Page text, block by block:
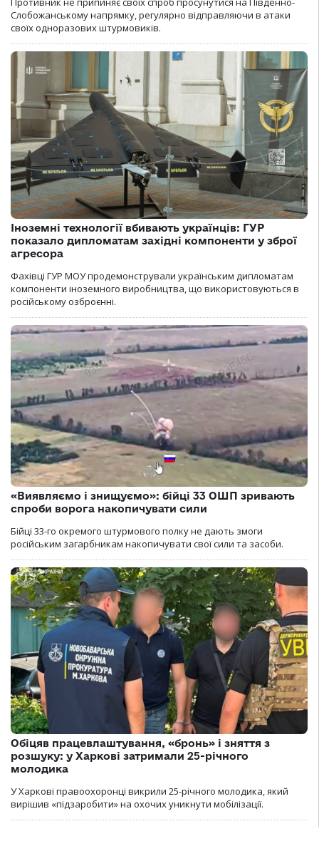
Слобожанському напрямку, регулярно відправляючи в атаки
своїх одноразових штурмовиків.
Іноземні технології вбивають українців: ГУР
показало дипломатам західні компоненти у зброї
агресора
Фахівці ГУР МОУ продемонстрували українським дипломатам
компоненти іноземного виробництва, що використовуються в
російському озброєнні.
«Виявляємо і знищуємо»: бійці 33 ОШП зривають
спроби ворога накопичувати сили
Бійці 33-го окремого штурмового полку не дають змоги
російським загарбникам накопичувати свої сили та засоби.
Обіцяв працевлаштування, «бронь» і зняття з
розшуку: у Харкові затримали 25-річного
молодика
У Харкові правоохоронці викрили 25-річного молодика, який
вирішив «підзаробити» на охочих уникнути мобілізації.